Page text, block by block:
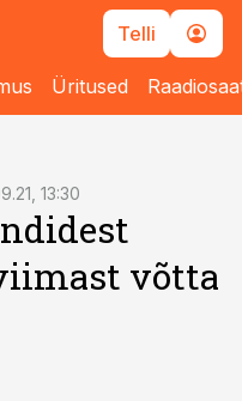
Telli
Üritused
13:30
võtta